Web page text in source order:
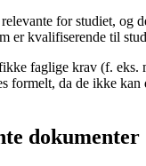
for studiet, og
er kvalifiserende til
faglige krav (f. eks.
formelt, da de ikke kan
dokumenter